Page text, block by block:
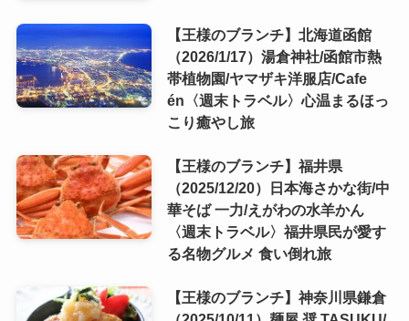
【王様のブランチ】北海道函館
（2026/1/17）湯倉神社/函館市熱
帯植物園/ヤマザキ洋服店/Cafe
én〈週末トラベル〉心温まるほっ
こり癒やし旅
【王様のブランチ】福井県
（2025/12/20）日本海さかな街/中
華そば 一力/えがわの水羊かん
〈週末トラベル〉福井県民が愛す
る名物グルメ 食い倒れ旅
【王様のブランチ】神奈川県鎌倉